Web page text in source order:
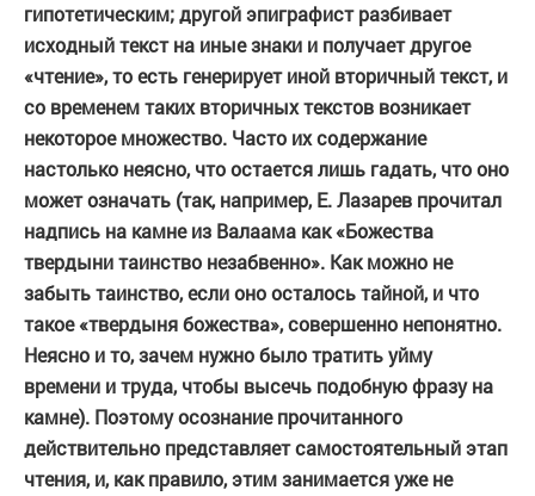
гипотетическим; другой эпиграфист разбивает
исходный текст на иные знаки и получает другое
«чтение», то есть генерирует иной вторичный текст, и
со временем таких вторичных текстов возникает
некоторое множество. Часто их содержание
настолько неясно, что остается лишь гадать, что оно
может означать (так, например, Е. Лазарев прочитал
надпись на камне из Валаама как «Божества
твердыни таинство незабвенно». Как можно не
забыть таинство, если оно осталось тайной, и что
такое «твердыня божества», совершенно непонятно.
Неясно и то, зачем нужно было тратить уйму
времени и труда, чтобы высечь подобную фразу на
камне). Поэтому осознание прочитанного
действительно представляет самостоятельный этап
чтения, и, как правило, этим занимается уже не